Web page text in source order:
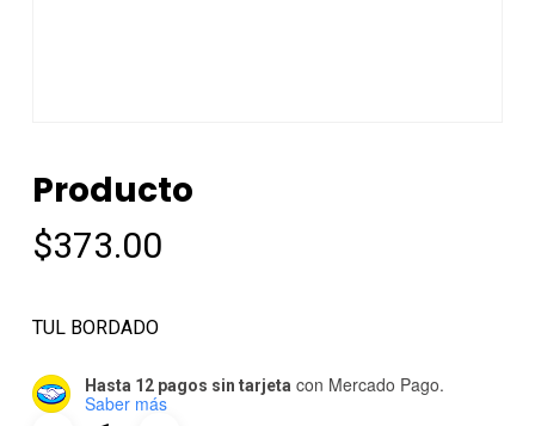
Producto
$373.00
TUL BORDADO
Hasta 12 pagos sin tarjeta con Mercado Pago.
Saber más